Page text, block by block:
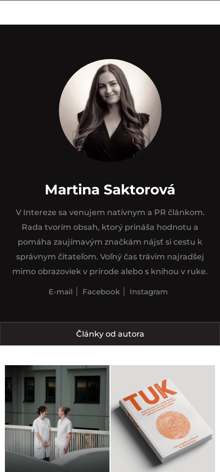
Martina Saktorová
V Intereze sa venujem natívnym a PR článkom.
Rada tvorím obsah, ktorý prináša hodnotu a
pomáha zaujímavým značkám nájsť si cestu k
správnym čitateľom. Voľný čas trávim najradšej
mimo obrazoviek v prírode alebo s knihou v ruke.
E-mail Facebook Instagram
Články od autora